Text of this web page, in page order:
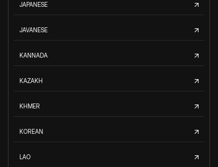
JAPANESE
JAVANESE
KANNADA
KAZAKH
KHMER
KOREAN
LAO